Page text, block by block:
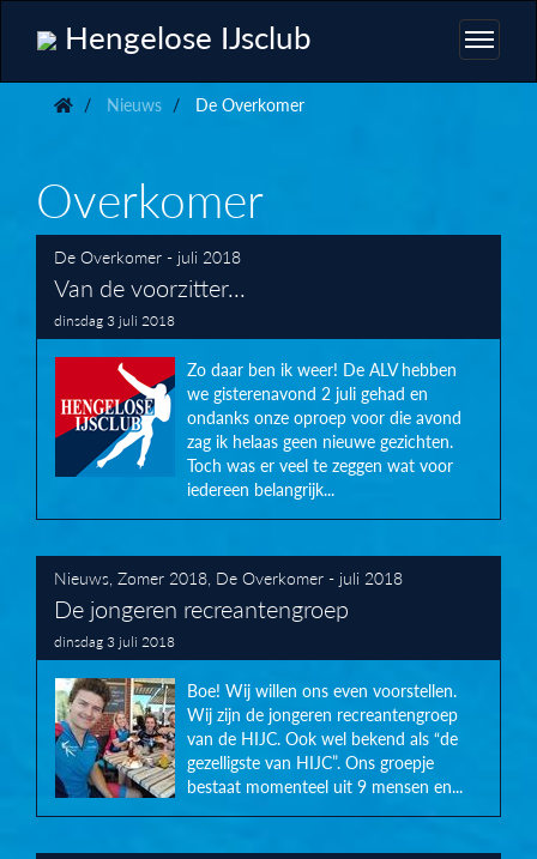
Hengelose IJsclub
Nieuws De Overkomer
Overkomer
De Overkomer - juli 2018
Van de voorzitter...
dinsdag 3 juli 2018
Zo daar ben ik weer! De ALV hebben
we gisterenavond 2 juli gehad en
ondanks onze oproep voor die avond
zag ik helaas geen nieuwe gezichten.
Toch was er veel te zeggen wat voor
iedereen belangrijk...
Nieuws Zomer 2018 De Overkomer - juli 2018
De jongeren recreantengroep
dinsdag 3 juli 2018
Boe! Wij willen ons even voorstellen.
Wij zijn de jongeren recreantengroep
van de HIJC. Ook wel bekend als “de
gezelligste van HIJC”. Ons groepje
bestaat momenteel uit 9 mensen en...